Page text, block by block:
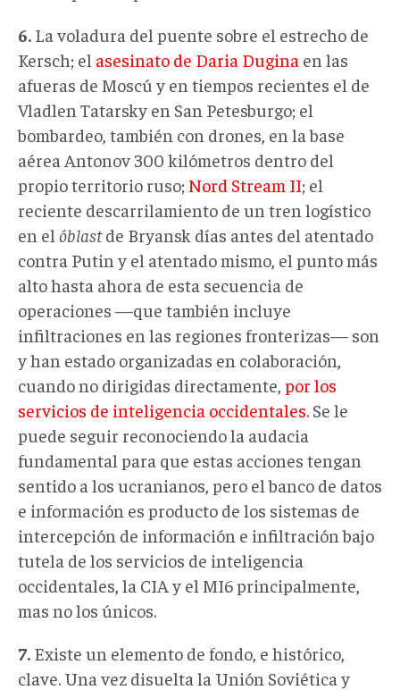
6. La voladura del puente sobre el estrecho de
Kersch; el asesinato de Daria Dugina en las
afueras de Moscú y en tiempos recientes el de
Vladlen Tatarsky en San Petesburgo; el
bombardeo, también con drones, en la base
aérea Antonov 300 kilómetros dentro del
propio territorio ruso; Nord Stream II; el
reciente descarrilamiento de un tren logístico
en el óblastde Bryansk días antes del atentado
contra Putin y el atentado mismo, el punto más
alto hasta ahora de esta secuencia de
operaciones —que también incluye
infiltraciones en las regiones fronterizas— son
y han estado organizadas en colaboración,
cuando no dirigidas directamente, por los
servicios de inteligencia occidentales. Se le
puede seguir reconociendo la audacia
fundamental para que estas acciones tengan
sentido a los ucranianos, pero el banco de datos
e información es producto de los sistemas de
intercepción de información e infiltración bajo
tutela de los servicios de inteligencia
occidentales, la CIA y el MI6 principalmente,
mas no los únicos.
7. Existe un elemento de fondo, e histórico,
clave. Una vez disuelta la Unión Soviética y